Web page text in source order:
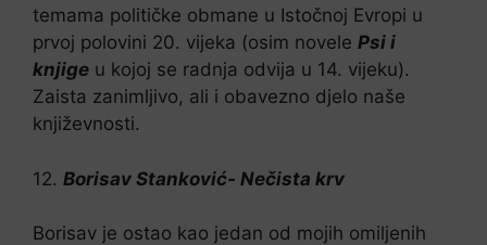
temama političke obmane u Istočnoj Evropi u
prvoj polovini 20. vijeka (osim novele Psi i
knjige u kojoj se radnja odvija u 14. vijeku).
Zaista zanimljivo, ali i obavezno djelo naše
književnosti.
12. Borisav Stanković- Nečista krv
Borisav je ostao kao jedan od mojih omiljenih